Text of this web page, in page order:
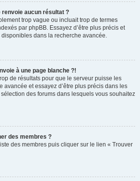
renvoie aucun résultat ?
trop vague ou incluait trop de termes
par phpBB. Essayez d’être plus précis et
disponibles dans la recherche avancée.
à une page blanche ?!
de résultats pour que le serveur puisse les
avancée et essayez d’être plus précis dans les
des forums dans lesquels vous souhaitez
des membres ?
des membres puis cliquer sur le lien « Trouver